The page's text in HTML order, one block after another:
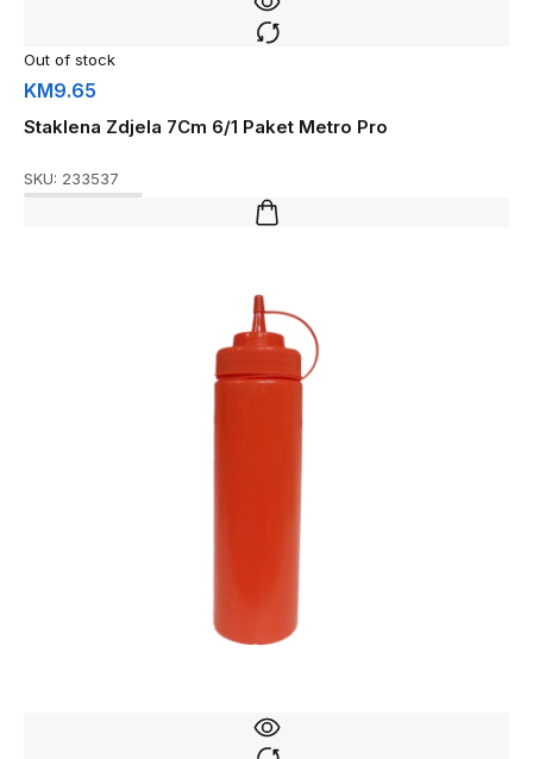
Out of stock
KM9.65
Staklena Zdjela 7Cm 6/1 Paket Metro Pro
SKU: 233537